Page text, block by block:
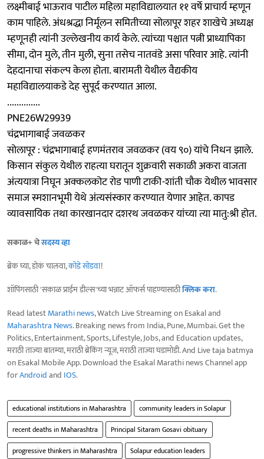
लक्ष्मीबाई भाऊराव पाटील महिला महाविद्यालयात ११ वर्षे प्राचार्य म्हणून
काम पाहिले. अंधश्रद्धा निर्मूलन समितीच्या सोलापूर शहर शाखेचे अध्यक्ष
म्हणूनही त्यांनी उल्लेखनीय कार्य केले. त्यांच्या पश्चात पत्नी प्राध्यापिका
सीमा, दोन मुले, तीन मुली, सुना तसेच नातवंडे असा परिवार आहे. त्यांनी
देहदानाचा संकल्प केला होता. बारामती येथील वैद्यकीय
महाविद्यालयाकडे देह सुपूर्द करण्यात आला.
..............
PNE26W29939
चंद्रभागाबाई जवळकर
सोलापूर : चंद्रभागाबाई हणमंतराव जवळकर (वय ९०) यांचे निधन झाले.
किसान संकुल येथील राहत्या घरातून शुक्रवारी सकाळी अकरा वाजता
अंत्ययात्रा निघून अक्कलकोट रोड पाणी टाकी-शांती चौक येथील भावसार
समाज स्मशानभूमी येथे अंत्यसंस्कार करण्यात येणार आहेत. कापड
व्यावसायिक तथा कारखानदार दशरथ जवळकर यांच्या त्या मातु:श्री होत.
सकाळ+ चेसदस्य व्हा
ब्रेक घ्या, डोकं चालवा,कोडे सोडवा!
शॉपिंगसाठी 'सकाळ प्राईम डील्स'च्या भन्नाट ऑफर्स पाहण्यासाठीक्लिक करा.
Read latestMarathi news, Watch Live Streaming on Esakal and
Maharashtra News. Breaking news from India, Pune, Mumbai. Get the
Politics, Entertainment, Sports, Lifestyle, Jobs, and Education updates,
मराठी ताज्या बातम्या, मराठी ब्रेकिंग न्यूज, मराठी ताज्या घडामोडी. And Live taja batmya
on Esakal Mobile App. Download the Esakal Marathi news Channel app
forAndroidand IOS.
educational institutions in Maharashtra
community leaders in Solapur
recent deaths in Maharashtra
Principal Sitaram Gosavi obituary
progressive thinkers in Maharashtra
Solapur education leaders